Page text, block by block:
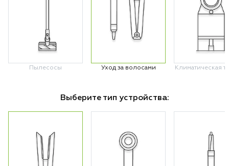
Пылесосы Уход за волосами Климатическая
Выберите тип устройства: